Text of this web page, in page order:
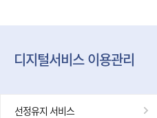
디지털서비스 이용관리
선정유지 서비스